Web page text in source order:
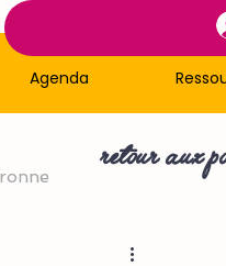
Agenda
retour aux